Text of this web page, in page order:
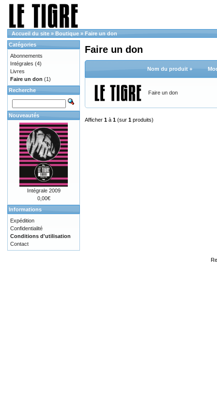
Accueil du site » Boutique » Faire un don
Faire un don
Nom du produit +
Faire un don
Afficher 1 à 1 (sur 1 produits)
Catégories
Abonnements
Intégrales (4)
Livres
Faire un don (1)
Recherche
Nouveautés
Intégrale 2009
0,00€
Informations
Expédition
Confidentialité
Conditions d'utilisation
Contact